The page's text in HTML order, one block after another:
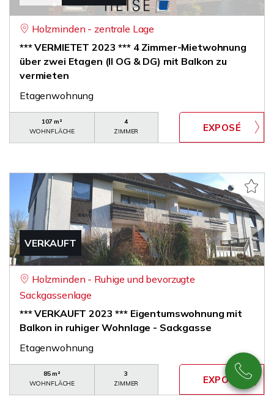
Holzminden - zentrale Lage
*** VERMIETET 2023 *** 4 Zimmer-Mietwohnung
über zwei Etagen (II OG & DG) mit Balkon zu
vermieten
Etagenwohnung
107 m²
WOHNFLÄCHE
4
ZIMMER
VERKAUFT
Holzminden - Ruhige und bevorzugte
Sackgassenlage
*** VERKAUFT 2023 *** Eigentumswohnung mit
Balkon in ruhiger Wohnlage - Sackgasse
Etagenwohnung
85 m²
WOHNFLÄCHE
3
ZIMMER